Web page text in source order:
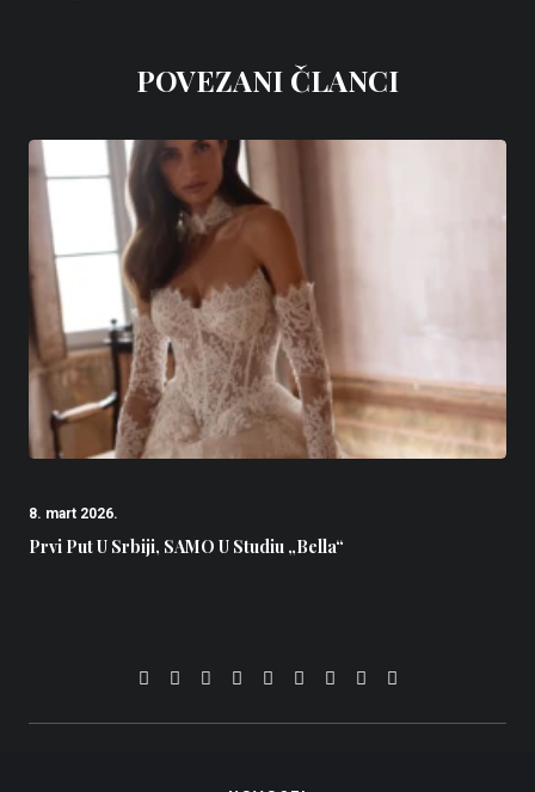
POVEZANI ČLANCI
8. mart 2026.
Prvi Put U Srbiji, SAMO U Studiu „Bella“